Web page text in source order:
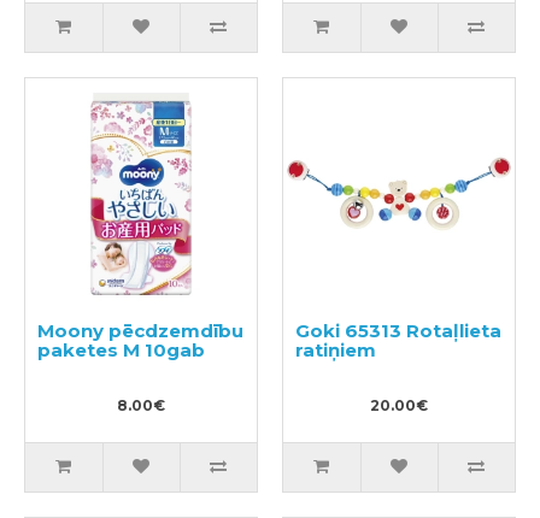
Moony pēcdzemdību
paketes M 10gab
8.00€
Goki 65313 Rotaļlieta
ratiņiem
20.00€